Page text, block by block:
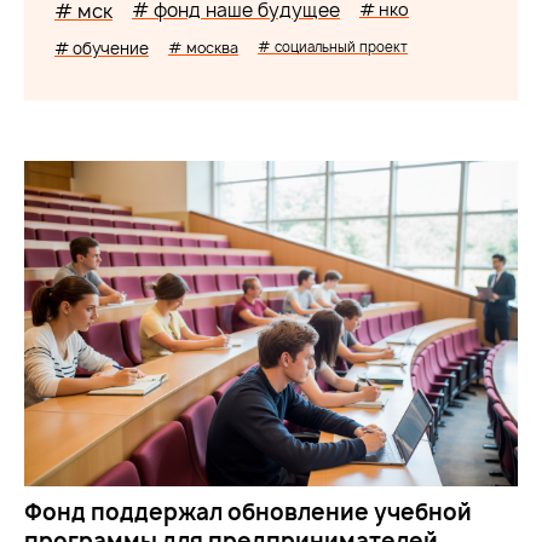
# мск # фонд наше будущее # нко
# обучение # москва # социальный проект
Фонд поддержал обновление учебной